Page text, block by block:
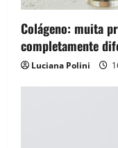
Colágeno: muita
completamente
Luciana Polini